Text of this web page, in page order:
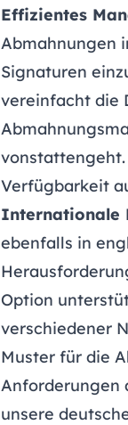
Effizientes
Abmahnungen
Signaturen
vereinfacht die
vonstattengeht.
Verfügbarkeit
Internationale
ebenfalls in
Option
verschiedener
Muster für die
Anforderungen
unsere